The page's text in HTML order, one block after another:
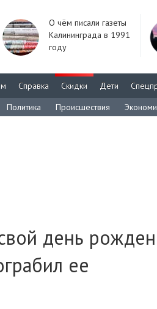
О чём писали газеты
Калининграда в 1991
году
Справка Скидки Дети
Политика Происшествия
день
ее